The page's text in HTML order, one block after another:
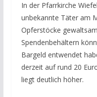
In der Pfarrkirche
unbekannte Täter am
Opferstöcke
Spendenbehältern
Bargeld entwendet
derzeit auf rund 20
liegt deutlich höher.